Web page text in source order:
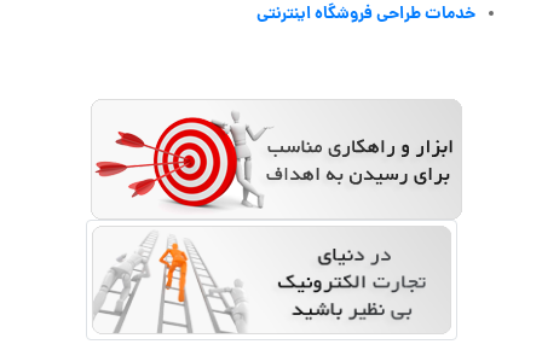
خدمات طراحی فروشگاه اینترنتی